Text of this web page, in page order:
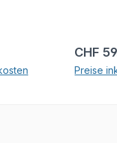
CHF
Preise